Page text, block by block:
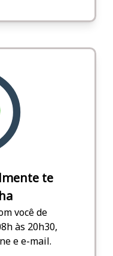
te
você de
às 20h30,
e e-mail.